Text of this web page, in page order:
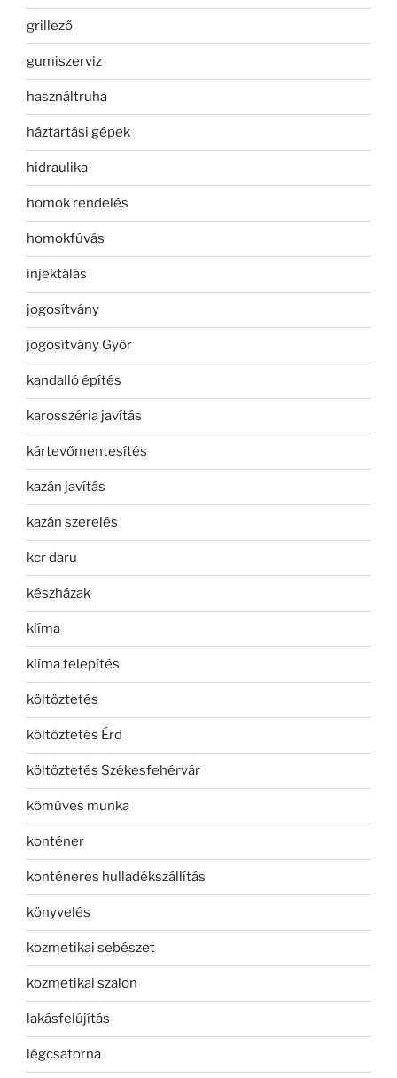
grillező
gumiszerviz
használtruha
háztartási gépek
hidraulika
homok rendelés
homokfúvás
injektálás
jogosítvány
jogosítvány Győr
kandalló építés
karosszéria javítás
kártevőmentesítés
kazán javítás
kazán szerelés
kcr daru
készházak
klíma
klíma telepítés
költöztetés
költöztetés Érd
költöztetés Székesfehérvár
kőműves munka
konténer
konténeres hulladékszállítás
könyvelés
kozmetikai sebészet
kozmetikai szalon
lakásfelújítás
légcsatorna